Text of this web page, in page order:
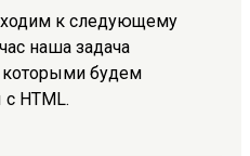
к следующему
наша задача
которыми будем
HTML.